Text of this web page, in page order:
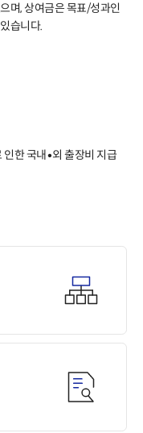
며, 상여금은 목표/성과인
습니다.
인한 국내•외 출장비 지급